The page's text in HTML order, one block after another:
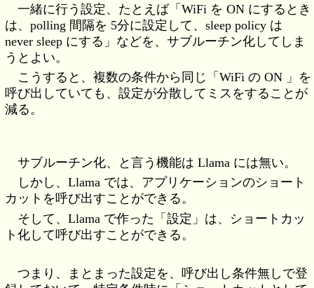
一緒に行う設定、たとえば「WiFi を ON にするとき
は、polling 間隔を 5分に設定して、sleep policy は
never sleep にする」などを、サブルーチン化してしま
うとよい。
こうすると、複数の条件から同じ「WiFi の ON 」を
呼び出していても、設定が分散してミスをすることが
減る。
サブルーチン化、と言う機能は Llama には無い。
しかし、Llama では、アプリケーションのショート
カットを呼び出すことができる。
そして、Llama で作った「設定」は、ショートカッ
ト化して呼び出すことができる。
つまり、まとまった設定を、呼び出し条件無しで登